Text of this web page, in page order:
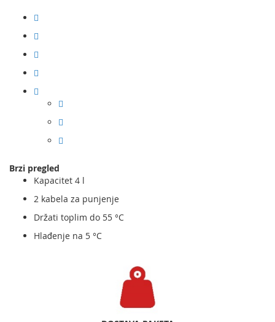
Brzi pregled
Kapacitet 4 l
2 kabela za punjenje
Držati toplim do 55 °C
Hlađenje na 5 °C